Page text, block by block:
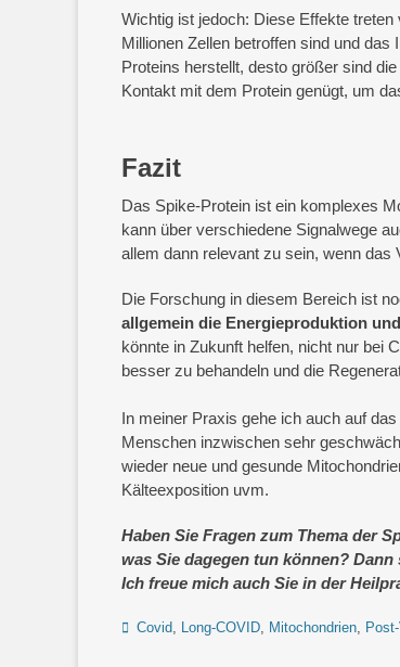
Wichtig ist jedoch: Diese Effekte
Millionen Zellen betroffen sind und
Proteins herstellt, desto größer sind die
Kontakt mit dem Protein genügt, um
Fazit
Das Spike-Protein ist ein komplexes
kann über verschiedene Signalwege
allem dann relevant zu sein, wenn
Die Forschung in diesem Bereich ist
allgemein die Energieproduktion
könnte in Zukunft helfen, nicht nur bei
besser zu behandeln und die
In meiner Praxis gehe ich auch auf
Menschen inzwischen sehr
wieder neue und gesunde
Kälteexposition uvm.
Haben Sie Fragen zum Thema der
was Sie dagegen tun können?
Ich freue mich auch Sie in der
Schlagworte
Covid Long-COVID Mitochondrien